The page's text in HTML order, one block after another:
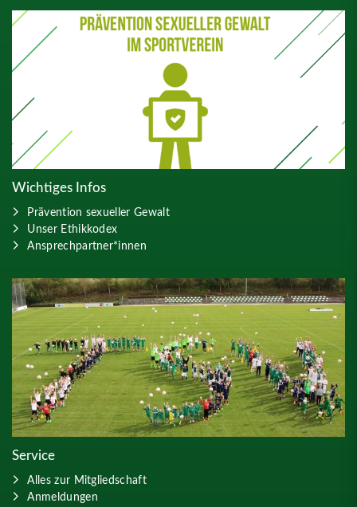
Wichtiges Infos
Prävention sexueller Gewalt
Unser Ethikkodex
Ansprechpartner*innen
Service
Alles zur Mitgliedschaft
Anmeldungen